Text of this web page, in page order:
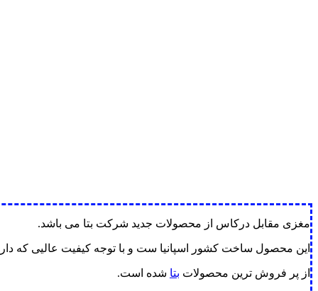
مغزی مقابل درکاس از محصولات جدید شرکت بتا می باشد.
این محصول ساخت کشور اسپانیا ست و با توجه کیفیت عالیی که
از پر فروش ترین محصولات بتا شده است.